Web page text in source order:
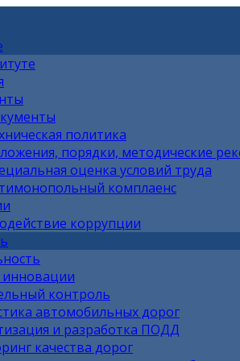
политика
порядки, методические
оценка условий труда
комплаенс
коррупции
инновации
контроль
автомобильных дорог
и разработка ПОДД
качества дорог